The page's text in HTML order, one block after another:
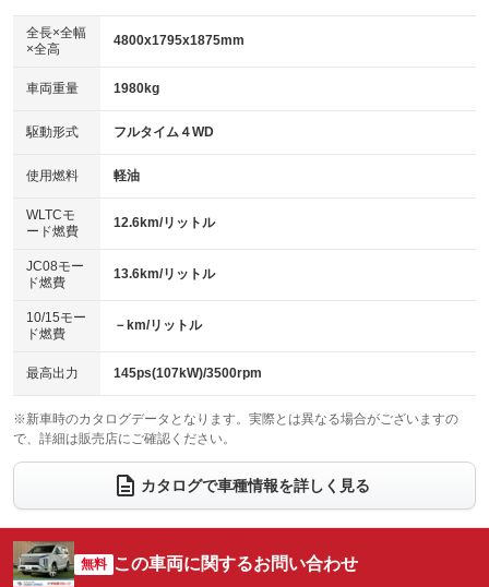
：装備なし
パワーウィンドウ
アイドリングストップ
：装備あり
USB入力端子
：装備なし
100V電源
：装備あり
センターデフロック
：装備なし
電動格納ミラー
：装備あり
：装備あり
革シート
キーレス
HID(キセノンライト)
：装備なし
バックカメラ
：装備あり
エアロ
：装備なし
：装備なし
パワーシート
ベンチシート
：装備なし
チップアップシート
：装備あり
：装備なし ：装備あり
ウォークスルー
：装備なし
電動リアゲート フロントカメラ
：装備あり
：装備なし ：装備あり
サイドカメラ
：装備あり ルーフレール
：装備なし
全長×全幅
×全高
4800x1795x1875mm
車両重量 1980kg
駆動形式 フルタイム４WD
使用燃料 軽油
WLTCモ
ード燃費
12.6km/リットル
JC08モー
ド燃費
13.6km/リットル
10/15モー
ド燃費
－km/リットル
最高出力 145ps(107kW)/3500rpm
※新車時のカタログデータとなります。実際とは異なる場合がございますの
で、詳細は販売店にご確認ください。
カタログで車種情報を詳しく見る
無料 この車両に関するお問い合わせ